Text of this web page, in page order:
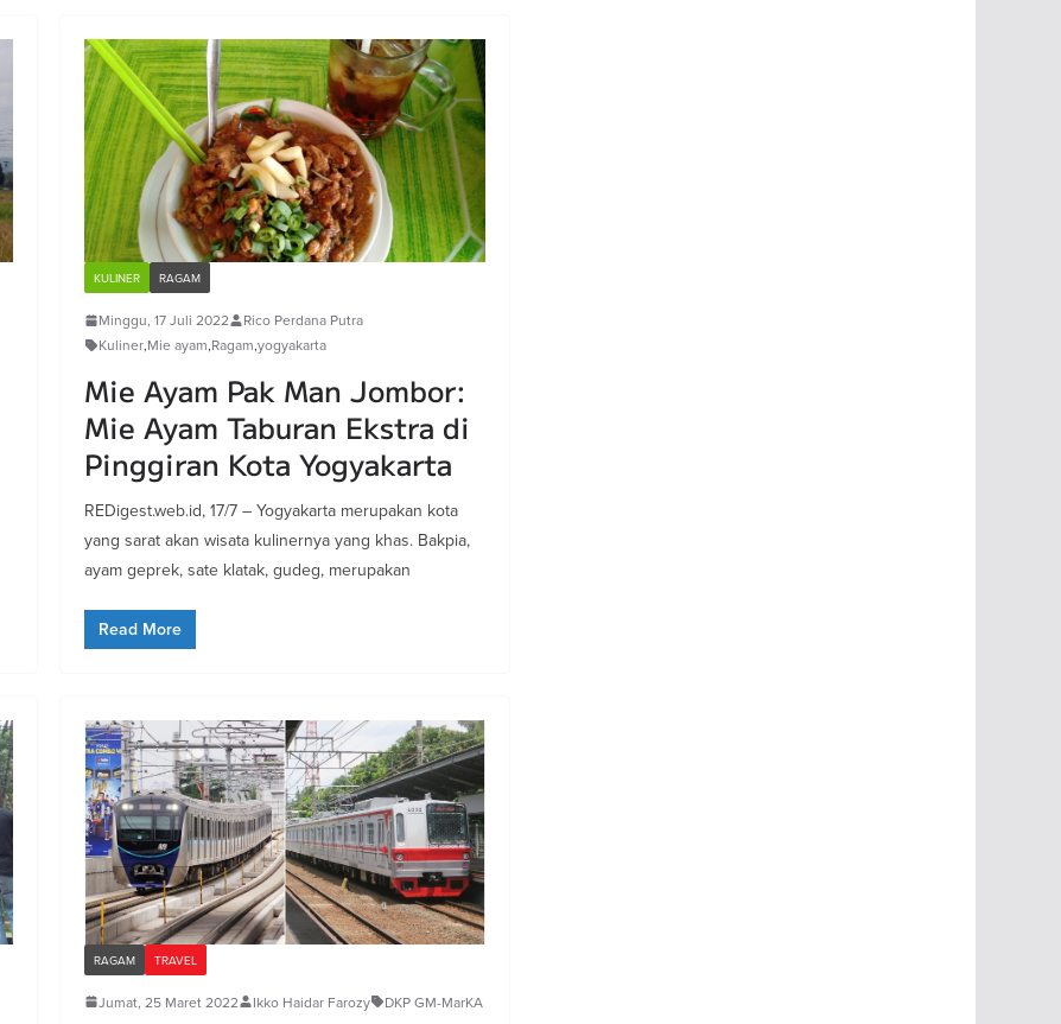
KULINER RAGAM
Minggu, 17 Juli 2022
Rico Perdana Putra
Kuliner,Mie ayam,Ragam,yogyakarta
Mie Ayam Pak Man Jombor:
Mie Ayam Taburan Ekstra di
Pinggiran Kota Yogyakarta
REDigest.web.id, 17/7 – Yogyakarta merupakan kota
yang sarat akan wisata kulinernya yang khas. Bakpia,
ayam geprek, sate klatak, gudeg, merupakan
Read More
RAGAM TRAVEL
Jumat, 25 Maret 2022 Ikko Haidar Farozy DKP GM-MarKA